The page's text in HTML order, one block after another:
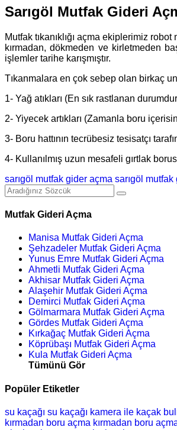
Sarıgöl Mutfak Gideri
Mutfak tıkanıklığı açma ekiplerimiz
kırmadan, dökmeden ve kirletmeden
işlemler tarihe karışmıştır.
Tıkanmalara en çok sebep olan birkaç
1- Yağ atıkları (En sık rastlanan
2- Yiyecek artıkları (Zamanla boru
3- Boru hattının tecrübesiz tesisatçı
4- Kullanılmış uzun mesafeli gırtlak
sarıgöl mutfak gider açma sarıgöl
Mutfak Gideri Açma
Manisa Mutfak Gideri Açma
Şehzadeler Mutfak Gideri Açma
Yunus Emre Mutfak Gideri Açma
Ahmetli Mutfak Gideri Açma
Akhisar Mutfak Gideri Açma
Alaşehir Mutfak Gideri Açma
Demirci Mutfak Gideri Açma
Gölmarmara Mutfak Gideri Açma
Gördes Mutfak Gideri Açma
Kırkağaç Mutfak Gideri Açma
Köprübaşı Mutfak Gideri Açma
Kula Mutfak Gideri Açma
Tümünü Gör
Popüler Etiketler
su kaçağı su kaçağı kamera ile kaçak
kırmadan boru açma kırmadan boru